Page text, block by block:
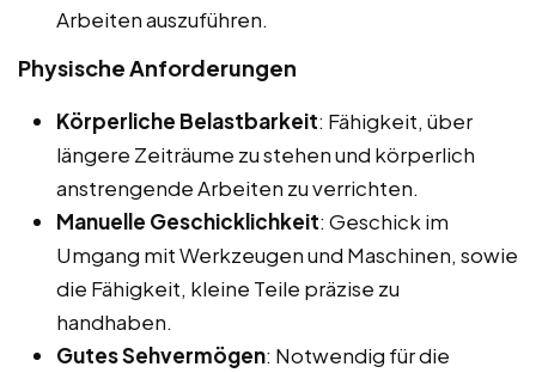
Arbeiten auszuführen.
Physische Anforderungen
Körperliche Belastbarkeit: Fähigkeit, über
längere Zeiträume zu stehen und körperlich
anstrengende Arbeiten zu verrichten.
Manuelle Geschicklichkeit: Geschick im
Umgang mit Werkzeugen und Maschinen, sowie
die Fähigkeit, kleine Teile präzise zu
handhaben.
Gutes Sehvermögen: Notwendig für die